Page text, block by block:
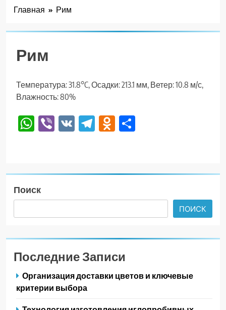
Главная Рим
Рим
Температура: 31.8°C, Осадки: 213.1 мм, Ветер: 10.8 м/с,
Влажность: 80%
WhatsApp
Viber
VK TelegramOdnoklassniki
Поиск
ПОИСК
Последние Записи
Организация доставки цветов и ключевые
критерии выбора